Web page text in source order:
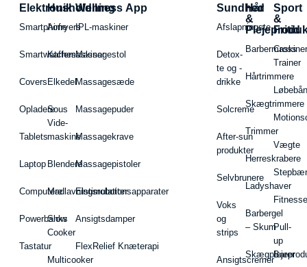
Elektronik
Smartphone
Smartwatches
Covers
Opladere
Tablets
Laptop
Computere
Powerbanks
Tastatur
Husholdning
Airfryers
Kaffemaskiner
Elkedel
Sous
Vide-
maskine
Blendere
Madlavningsrobotter
Slow
Cooker
Multicooker
Wellness App
IPL-maskiner
Massagestol
Massagesæde
Massagepuder
Massagekrave
Massagepistoler
Elstimulationsapparater
Ansigtsdamper
FlexRelief Knæterapi
Sundhed
Afslapningste
Detox-
te og -
drikke
Solcreme
After-sun
produkter
Selvbrunere
Voks
og
strips
Ansigtscremer
Hår
&
Hårtrimmere
Skægtrimmere
Trimmer
Herreskrabere
Ladyshaver
Barbergel
– Skum
Sport
&
Fritid
Cross
Trainer
Vægte
Pull-
up
Barer